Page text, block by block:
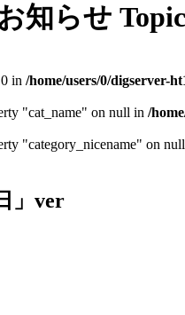
知らせ
in /home/users/0/digserver-
"cat_name" on null in /
"category_nicename" on
」ver